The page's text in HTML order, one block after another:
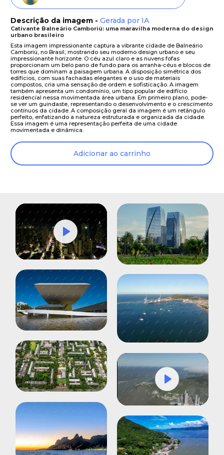
Descrição da imagem - Gerada por IA
Cativante Balneário Camboriú: uma maravilha moderna do design
urbano brasileiro
Esta imagem impressionante captura a vibrante cidade de Balneário
Camboriú, no Brasil, mostrando seu moderno design urbano e seu
impressionante horizonte. O céu azul claro e as nuvens fofas
proporcionam um belo pano de fundo para os arranha-céus e blocos de
torres que dominam a paisagem urbana. A disposição simétrica dos
edifícios, com suas fachadas elegantes e o uso de materiais
compostos, cria uma sensação de ordem e sofisticação. A imagem
também apresenta um condomínio, um tipo popular de edifício
residencial nessa movimentada área urbana. Em primeiro plano, pode-
se ver um guindaste, representando o desenvolvimento e o crescimento
contínuos da cidade. A composição geral da imagem é um retângulo
perfeito, enfatizando a natureza estruturada e organizada da cidade.
Essa imagem é uma representação perfeita de uma cidade
movimentada e dinâmica.
Adicionar ao carrinho
Mute Settings
Play
Mute Settings
Play